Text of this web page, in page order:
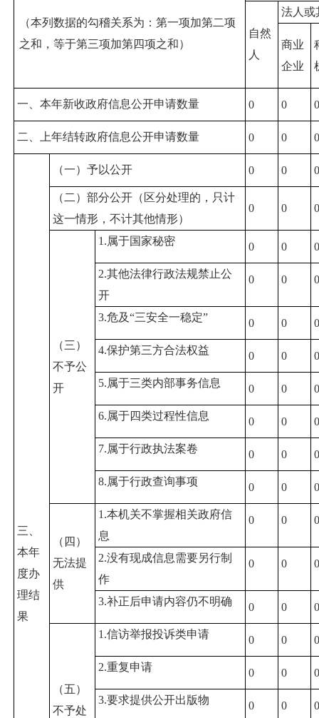
（本列数据的勾稽关系为：第一项加第二项
之和，等于第三项加第四项之和）
自然
人
法人或
商业
企业
一、本年新收政府信息公开申请数量 0 0 0
二、上年结转政府信息公开申请数量 0 0 0
三、
本年
度办
理结
果
（一）予以公开 0 0 0
（二）部分公开（区分处理的，只计
这一情形，不计其他情形）
0 0 0
（三）
不予公
开
1.属于国家秘密 0 0 0
2.其他法律行政法规禁止公
开
0 0 0
3.危及“三安全一稳定” 0 0 0
4.保护第三方合法权益 0 0 0
5.属于三类内部事务信息 0 0 0
6.属于四类过程性信息 0 0 0
7.属于行政执法案卷 0 0 0
8.属于行政查询事项 0 0 0
（四）
无法提
供
1.本机关不掌握相关政府信
息
0 0 0
2.没有现成信息需要另行制
作
0 0 0
3.补正后申请内容仍不明确 0 0 0
（五）
不予处
1.信访举报投诉类申请 0 0 0
2.重复申请 0 0 0
3.要求提供公开出版物 0 0 0